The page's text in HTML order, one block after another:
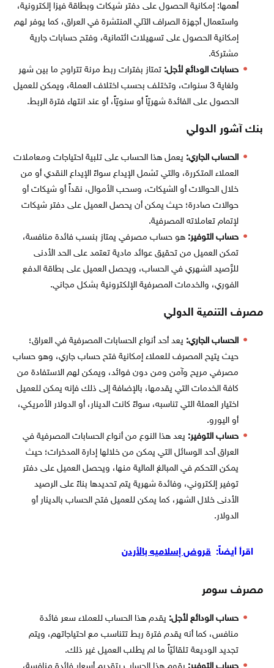
أهمها: إمكانية الحصول على دفتر شيكات وبطاقة فيزا إلكترونية،
واستعمال أجهزة الصراف الآلي المنتشرة في العراق، كما يوفر لهم
إمكانية الحصول على تسهيلات ائتمانية، وفتح حسابات جارية
مشتركة.
حسابات الودائع لأجل: تمتاز بفترات ربط مرنة تتراوح ما بين شهر
ولغاية 3 سنوات، وتختلف بحسب اختلاف العملة، ويمكن للعميل
الحصول على الفائدة شهريّاً أو سنويّاً، أو عند انتهاء فترة الربط.
بنك آشور الدولي
الحساب الجاري: يعمل هذا الحساب على تلبية احتياجات ومعاملات
العملاء المتكررة، والتي تشمل الإيداع سواءً الإيداع النقدي أو من
خلال الحوالات أو الشيكات، وسحب الأموال، نقداً أو شيكات أو
حوالات صادرة؛ حيث يمكن أن يحصل العميل على دفتر شيكات
لإتمام تعاملاته المصرفية.
حساب التوفير: هو حساب مصرفي يمتاز بنسب فائدة منافسة،
تمكن العميل من تحقيق عوائد مادية تعتمد على الحد الأدنى
للرَّصيد الشهري في الحساب، ويحصل العميل على بطاقة الدفع
الفوري، والخدمات المصرفية الإلكترونية بشكل مجاني.
مصرف التنمية الدولي
الحساب الجاري: يعد أحد أنواع الحسابات المصرفية في العراق؛
حيث يتيح المصرف للعملاء إمكانية فتح حساب جاري، وهو حساب
مصرفي مريح وآمن ومن دون فوائد، ويمكن لهم الاستفادة من
كافة الخدمات التي يقدمها، بالإضافة إلى ذلك فإنه يمكن للعميل
اختيار العملة التي تناسبه، سواءً كانت الدينار، أو الدولار الأمريكي،
أو اليورو.
حساب التوفير: يعد هذا النوع من أنواع الحسابات المصرفية في
العراق أحد الوسائل التي يمكن من خلالها إدارة المدخرات؛ حيث
يمكن التحكم في المبالغ المالية منها، ويحصل العميل على دفتر
توفير إلكتروني، وفائدة شهرية يتم تحديدها بناءً على الرصيد
الأدنى خلال الشهر، كما يمكن للعميل فتح الحساب بالدينار أو
الدولار.
اقرأ أيضاً: قروض إسلاميه بالأردن
مصرف سومر
حساب الودائع لأجل: يقدم هذا الحساب للعملاء سعر فائدة
منافس، كما أنه يقدم فترة ربط تتناسب مع احتياجاتهم، ويتم
تجديد الوديعة تلقائيّاً ما لم يطلب العميل غير ذلك.